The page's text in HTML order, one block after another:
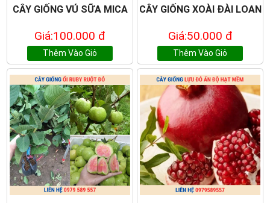
CÂY GIỐNG VÚ SỮA MICA
Giá:100.000 đ
Thêm Vào Giỏ
CÂY GIỐNG XOÀI ĐÀI LOAN
Giá:50.000 đ
Thêm Vào Giỏ